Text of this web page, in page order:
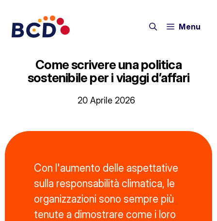
contenuto
Menu
Come scrivere una politica
sostenibile per i viaggi d’affari
20 Aprile 2026
Con l'aumento delle aspettative
sulla responsabilità climatica, le
organizzazioni sono sempre più
tenute a dimostrare come i loro